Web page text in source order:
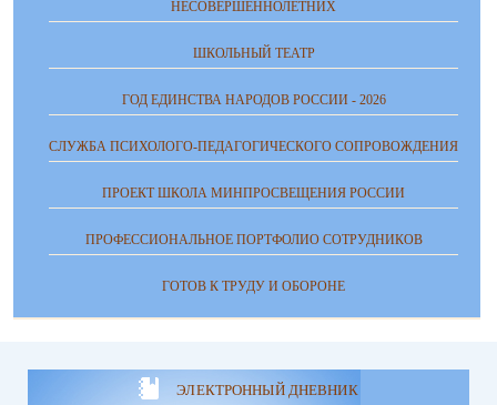
НЕСОВЕРШЕННОЛЕТНИХ
ШКОЛЬНЫЙ ТЕАТР
ГОД ЕДИНСТВА НАРОДОВ РОССИИ - 2026
СЛУЖБА ПСИХОЛОГО-ПЕДАГОГИЧЕСКОГО СОПРОВОЖДЕНИЯ
ПРОЕКТ ШКОЛА МИНПРОСВЕЩЕНИЯ РОССИИ
ПРОФЕССИОНАЛЬНОЕ ПОРТФОЛИО СОТРУДНИКОВ
ГОТОВ К ТРУДУ И ОБОРОНЕ
ЭЛЕКТРОННЫЙ ДНЕВНИК